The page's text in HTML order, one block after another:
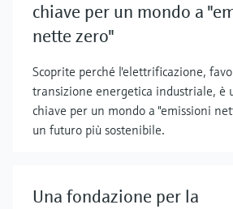
chiave per un mondo a
nette zero"
Scoprite perché l'elettrificazione,
transizione energetica industriale, è
chiave per un mondo a "emissioni
un futuro più sostenibile.
Una fondazione per la